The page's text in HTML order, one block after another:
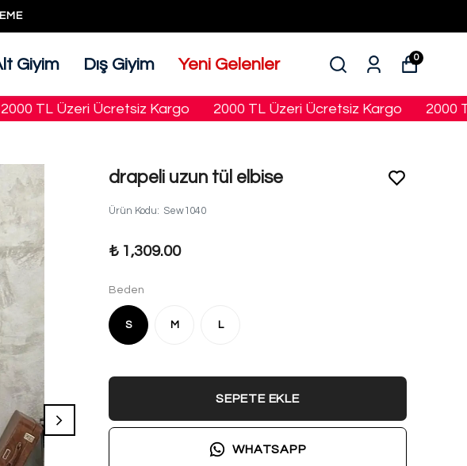
Giyim Dış Giyim Yeni Gelenler 0
TL Üzeri Ücretsiz Kargo 2000 TL Üzeri Ücretsiz Kargo 2000 TL
drapeli uzun tül elbise
Ürün Kodu: Sew1040
₺ 1,309.00
Beden
S M L
SEPETE EKLE
WHATSAPP